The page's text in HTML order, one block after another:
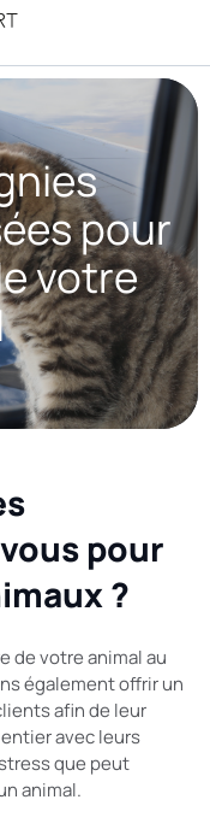
pour
votre
pour
?
de votre animal au
également offrir un
afin de leur
avec leurs
que peut
animal.